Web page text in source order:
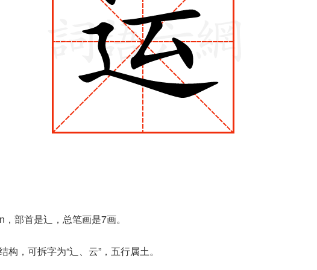
，部首是辶，总笔画是7画。
构，可拆字为“辶、云”，五行属土。